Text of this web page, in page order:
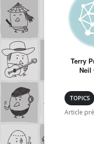
Terry
Neil
TOPICS
Article